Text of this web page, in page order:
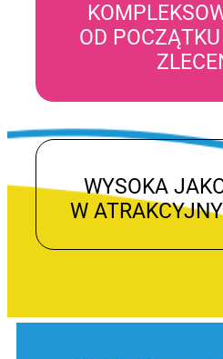
OD
WYSOKA
W